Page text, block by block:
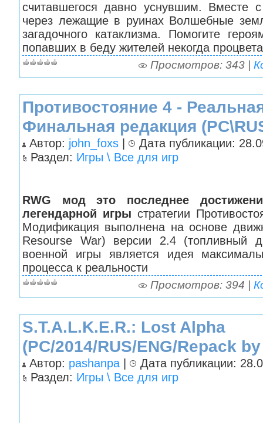
считавшегося давно уснувшим. Вместе
через лежащие в руинах Волшебные
загадочного катаклизма. Помогите
попавших в беду жителей некогда
Просмотров: 343 |
Противостояние 4 -
Финальная редакция
Автор: john_foxs |
Дата публикации:
Раздел: Игры \ Все для игр
RWG мод это последнее
легендарной игры стратегии
Модификация выполнена на основе
Resourse War) версии 2.4 (топливный
военной игры является идея
процесса к реальности
Просмотров: 394 |
S.T.A.L.K.E.R.: Lost Alpha
(PC/2014/RUS/ENG/Repack
Автор: pashanpa |
Дата публикации:
Раздел: Игры \ Все для игр